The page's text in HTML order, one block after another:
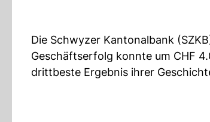
Die Schwyzer Kantonalbank
Geschäftserfolg konnte um CHF
drittbeste Ergebnis ihrer